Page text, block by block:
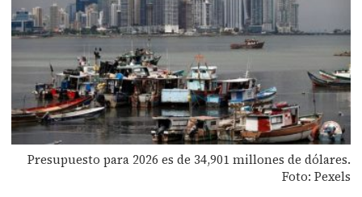
Presupuesto para 2026 es de 34,901 millones de dólares.
Foto: Pexels